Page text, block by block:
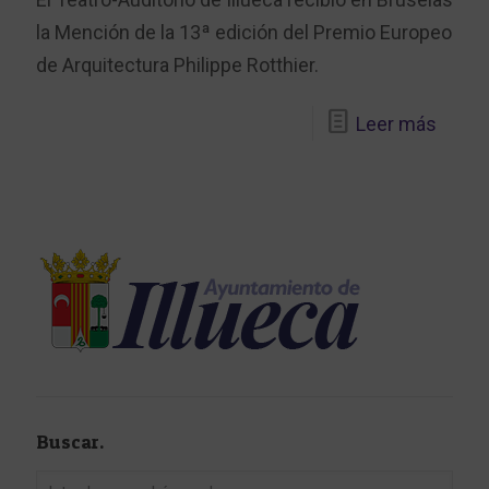
la Mención de la 13ª edición del Premio Europeo
de Arquitectura Philippe Rotthier.
Leer más
Buscar.